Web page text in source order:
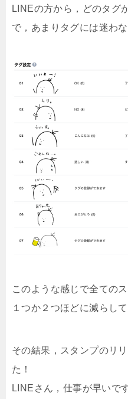
LINEの方から，どのタグ
で，あまりタグには迷わ
このような感じで全ての
１つか２つほどに減らし
その結果，スタンプのリ
た！
LINEさん，仕事が早いで